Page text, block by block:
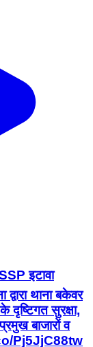
इटावा
थाना बकेवर
दृष्टिगत सुरक्षा,
बाजारों व
Pj5JjC88tw